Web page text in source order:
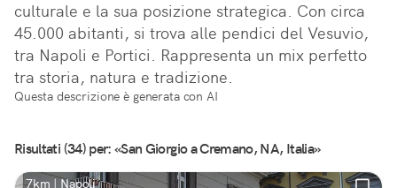
culturale e la sua posizione strategica. Con circa
45.000 abitanti, si trova alle pendici del Vesuvio,
tra Napoli e Portici. Rappresenta un mix perfetto
tra storia, natura e tradizione.
Questa descrizione è generata con AI
Risultati (34) per: «San Giorgio a Cremano, NA, Italia»
7km | Napoli